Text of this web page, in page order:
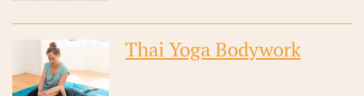
Thai Yoga Bodywork